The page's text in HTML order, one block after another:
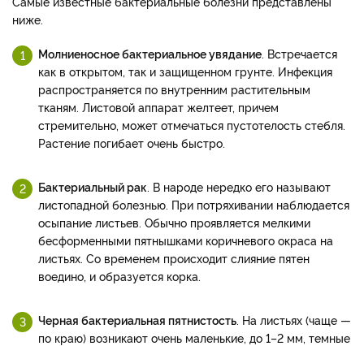
ниже.
Молниеносное бактериальное увядание. Встречается
как в открытом, так и защищенном грунте. Инфекция
распространяется по внутренним растительным
тканям. Листовой аппарат желтеет, причем
стремительно, может отмечаться пустотелость стебля.
Растение погибает очень быстро.
Бактериальный рак. В народе нередко его называют
листопадной болезнью. При потряхивании наблюдается
осыпание листьев. Обычно проявляется мелкими
бесформенными пятнышками коричневого окраса на
листьях. Со временем происходит слияние пятен
воедино, и образуется корка.
Черная бактериальная пятнистость. На листьях (чаще —
по краю) возникают очень маленькие, до 1–2 мм, темные